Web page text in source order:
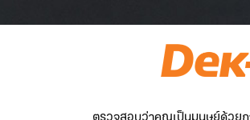
ตรวจสอบว่าคุณเป็นมนุษย์ด้วยก